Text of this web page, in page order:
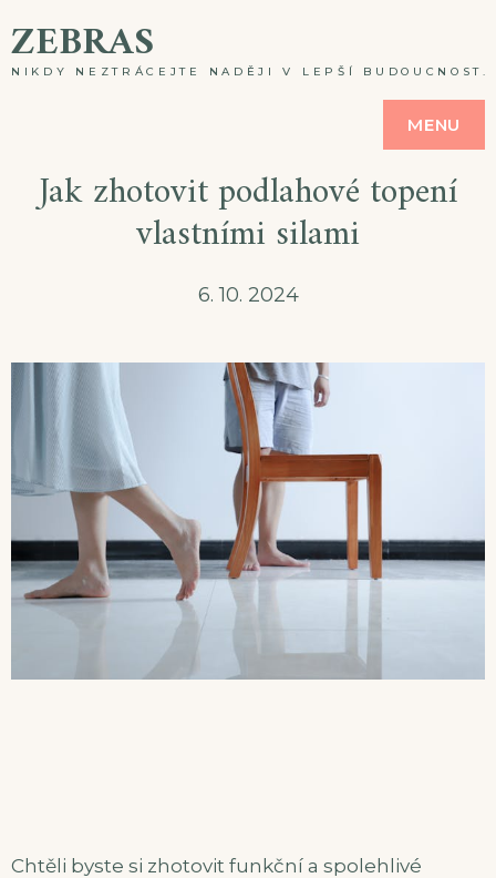
toZEBRAS
NIKDY NEZTRÁCEJTE NADĚJI V LEPŠÍ
MENU
Jak zhotovit podlahové topení
vlastními silami
6. 10. 2024
Chtěli byste si zhotovit funkční a spolehlivé